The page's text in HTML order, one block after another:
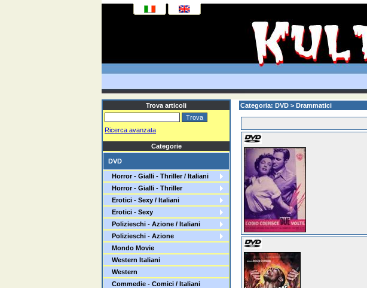
Trova articoli
Ricerca avanzata
Categorie
DVD
Horror - Gialli - Thriller / Italiani
Horror - Gialli - Thriller
Erotici - Sexy / Italiani
Erotici - Sexy
Polizieschi - Azione / Italiani
Polizieschi - Azione
Mondo Movie
Western Italiani
Western
Commedie - Comici / Italiani
Categoria: DVD > Drammatici